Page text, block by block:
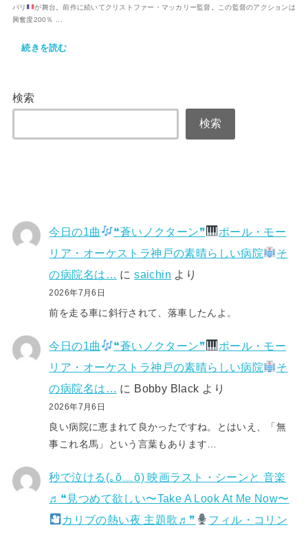
パリ
が舞台。前作に続いてクリストファー・マッカリー監督。この監督のアクションは
興奮度200％ ...
続きを読む
検索
検索
今日の1曲 ❝蒼いノクターン❞
ポール・モー
リア・オーケストラ神戸の素晴らしい病院
そ
の病院名は…
にsaichin より
2026年7月6日
前を走る車に斜行されて、落車したんよ。
今日の1曲 ❝蒼いノクターン❞
ポール・モー
リア・オーケストラ神戸の素晴らしい病院
そ
の病院名は… に Bobby Black より
2026年7月6日
良い病院に恵まれて良かったですね。とはいえ、「無
事これ名馬」という言葉もあります…
秒で泣ける(⁠｡⁠ŏ⁠﹏⁠ŏ⁠) 映画ラスト・シーンと 音楽
♬❝見つめて欲しい〜Take A Look At Me Now〜
カリブの熱い夜 主題歌♬❞
フィル・コリン